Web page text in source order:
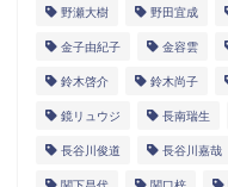
野瀬大樹 野田宜成
金子由紀子 金容雲
鈴木啓介 鈴木尚子
鏡リュウジ 長南瑞生
長谷川俊道 長谷川嘉哉